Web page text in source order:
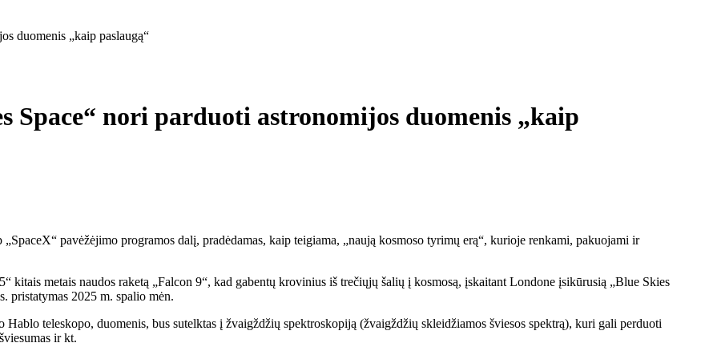
duomenis „kaip paslaugą“
Space“ nori parduoti astronomijos duomenis „kaip
pavėžėjimo programos dalį, pradėdamas, kaip teigiama, „naują kosmoso tyrimų erą“, kurioje renkami, pakuojami ir
kitais metais naudos raketą „Falcon 9“, kad gabentų krovinius iš trečiųjų šalių į kosmosą, įskaitant Londone įsikūrusią „Blue Skies
pristatymas 2025 m. spalio mėn.
teleskopo, duomenis, bus sutelktas į žvaigždžių spektroskopiją (žvaigždžių skleidžiamos šviesos spektrą), kuri gali perduoti
ir kt.